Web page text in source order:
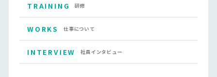
TRAINING 研修
WORKS 仕事について
INTERVIEW 社員インタビュー